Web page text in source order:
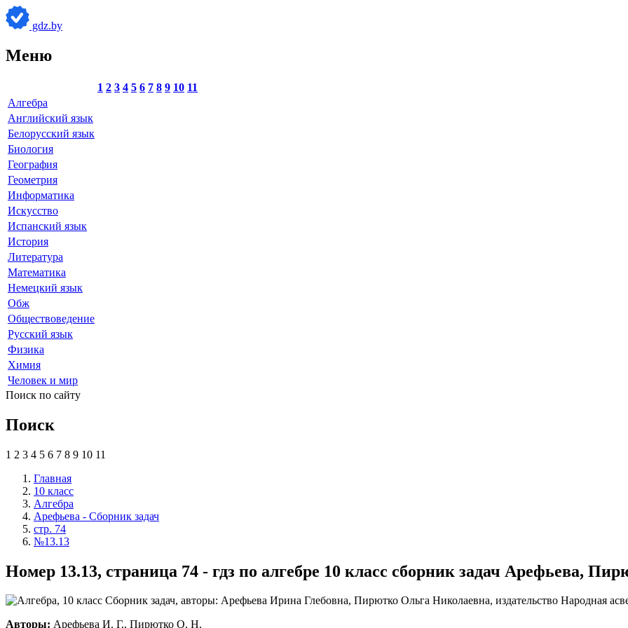
gdz.by
Меню
1 2 3 4 5 6 7 8 9 10 11
Алгебра
Английский язык
Белорусский язык
Биология
География
Геометрия
Информатика
Искусство
Испанский язык
История
Литература
Математика
Немецкий язык
Обж
Обществоведение
Русский язык
Физика
Химия
Человек и мир
Поиск по сайту
Поиск
1 2 3 4 5 6 7 8 9 10 11
Главная
10 класс
Алгебра
Арефьева - Сборник задач
стр. 74
№13.13
Номер 13.13, страница 74 - гдз по алгебре 10 класс сборник задач Арефьева,
Авторы: Арефьева И. Г., Пирютко О. Н.